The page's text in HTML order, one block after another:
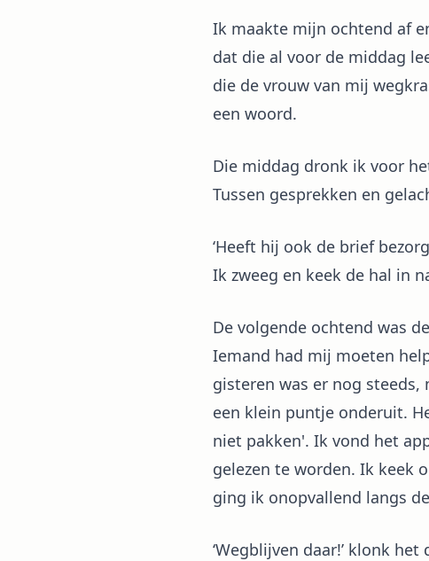
Ik maakte mijn ochtend af
dat die al voor de middag
die de vrouw van mij
een woord.
Die middag dronk ik voor
Tussen gesprekken en
‘Heeft hij ook de brief
Ik zweeg en keek de hal in
De volgende ochtend was
Iemand had mij moeten
gisteren was er nog steeds,
een klein puntje onderuit.
niet pakken'. Ik vond het
gelezen te worden. Ik keek
ging ik onopvallend langs
‘Wegblijven daar!’ klonk